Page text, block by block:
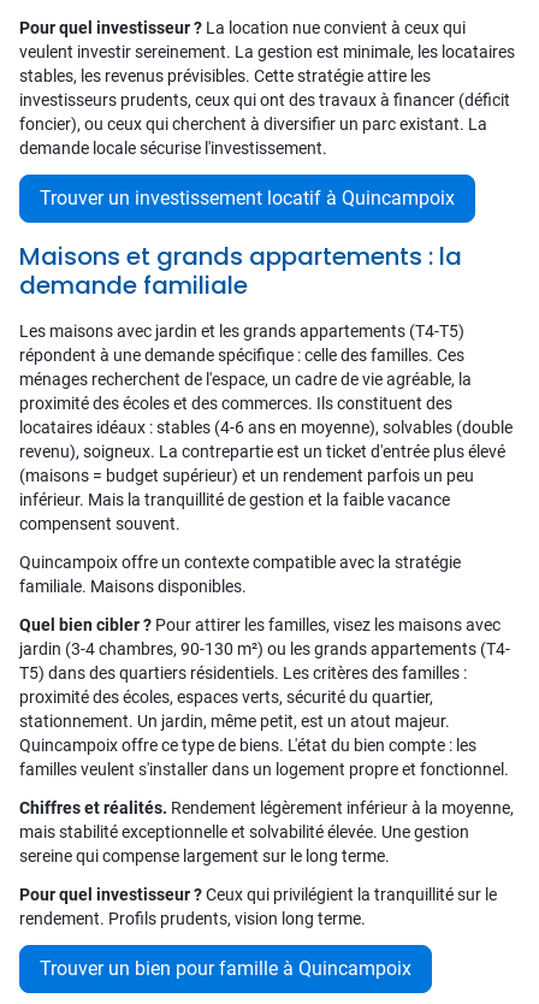
Pour quel investisseur ? La location nue convient à ceux qui
veulent investir sereinement. La gestion est minimale, les locataires
stables, les revenus prévisibles. Cette stratégie attire les
investisseurs prudents, ceux qui ont des travaux à financer (déficit
foncier), ou ceux qui cherchent à diversifier un parc existant. La
demande locale sécurise l'investissement.
Trouver un investissement locatif à Quincampoix
Maisons et grands appartements : la
demande familiale
Les maisons avec jardin et les grands appartements (T4-T5)
répondent à une demande spécifique : celle des familles. Ces
ménages recherchent de l'espace, un cadre de vie agréable, la
proximité des écoles et des commerces. Ils constituent des
locataires idéaux : stables (4-6 ans en moyenne), solvables (double
revenu), soigneux. La contrepartie est un ticket d'entrée plus élevé
(maisons = budget supérieur) et un rendement parfois un peu
inférieur. Mais la tranquillité de gestion et la faible vacance
compensent souvent.
Quincampoix offre un contexte compatible avec la stratégie
familiale. Maisons disponibles.
Quel bien cibler ? Pour attirer les familles, visez les maisons avec
jardin (3-4 chambres, 90-130 m²) ou les grands appartements (T4-
T5) dans des quartiers résidentiels. Les critères des familles :
proximité des écoles, espaces verts, sécurité du quartier,
stationnement. Un jardin, même petit, est un atout majeur.
Quincampoix offre ce type de biens. L'état du bien compte : les
familles veulent s'installer dans un logement propre et fonctionnel.
Chiffres et réalités. Rendement légèrement inférieur à la moyenne,
mais stabilité exceptionnelle et solvabilité élevée. Une gestion
sereine qui compense largement sur le long terme.
Pour quel investisseur ?Ceux qui privilégient la tranquillité sur le
rendement. Profils prudents, vision long terme.
Trouver un bien pour famille à Quincampoix